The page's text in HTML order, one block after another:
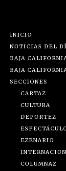
INICIO
NOTICIAS DEL
BAJA
BAJA
SECCIONES
CARTAZ
CULTURA
DEPORTEZ
EZENARIO
COLUMNAZ